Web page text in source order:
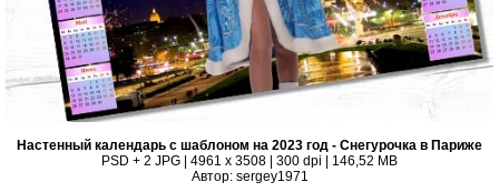
Настенный календарь с шаблоном на 2023 год - Снегурочка в Париже
PSD + 2 JPG | 4961 x 3508 | 300 dpi | 146,52 MB
Автор: sergey1971